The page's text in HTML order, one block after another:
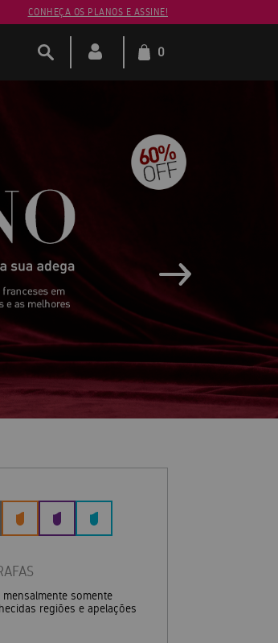
CONHEÇA OS PLANOS E ASSINE!
0
somente
regiões e apelações